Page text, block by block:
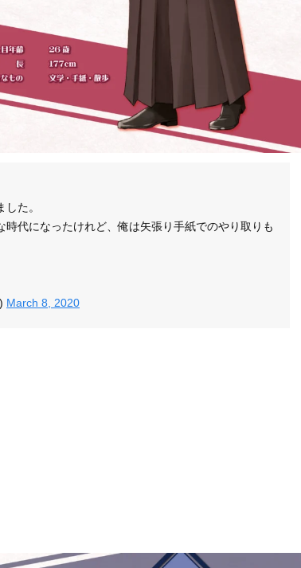
た。
代になったけれど、俺は矢張り手紙でのやり取りも
March 8, 2020